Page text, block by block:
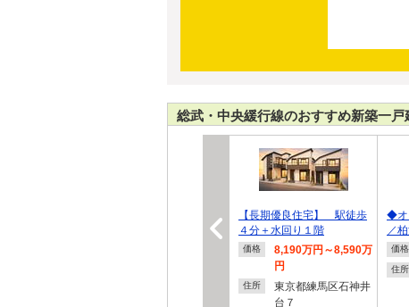
総武・中央緩行線のおすすめ新築一戸
【長期優良住宅】 駅徒歩
４分＋水回り１階
価格
8,190万円～8,590万
円
住所
東京都練馬区石神井
台７
◆オ
／
価格
住所